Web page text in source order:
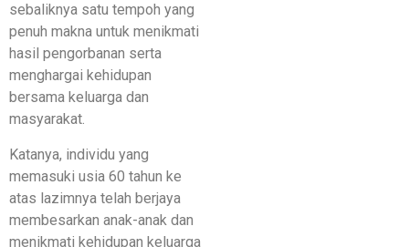
sebaliknya satu tempoh yang
penuh makna untuk menikmati
hasil pengorbanan serta
menghargai kehidupan
bersama keluarga dan
masyarakat.
Katanya, individu yang
memasuki usia 60 tahun ke
atas lazimnya telah berjaya
membesarkan anak-anak dan
menikmati kehidupan keluarga